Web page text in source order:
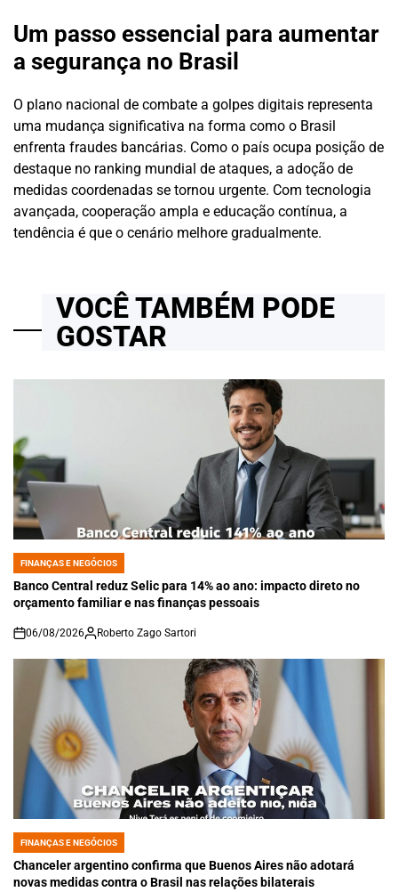
Um passo essencial para aumentar
a segurança no Brasil
O plano nacional de combate a golpes digitais representa
uma mudança significativa na forma como o Brasil
enfrenta fraudes bancárias. Como o país ocupa posição de
destaque no ranking mundial de ataques, a adoção de
medidas coordenadas se tornou urgente. Com tecnologia
avançada, cooperação ampla e educação contínua, a
tendência é que o cenário melhore gradualmente.
VOCÊ TAMBÉM PODE
GOSTAR
POSTED
IN
FINANÇAS E NEGÓCIOS
Banco Central reduz Selic para 14% ao ano: impacto direto no
orçamento familiar e nas finanças pessoais
on
06/08/2026 Roberto Zago Sartori
POSTED
IN
FINANÇAS E NEGÓCIOS
Chanceler argentino confirma que Buenos Aires não adotará
novas medidas contra o Brasil nas relações bilaterais